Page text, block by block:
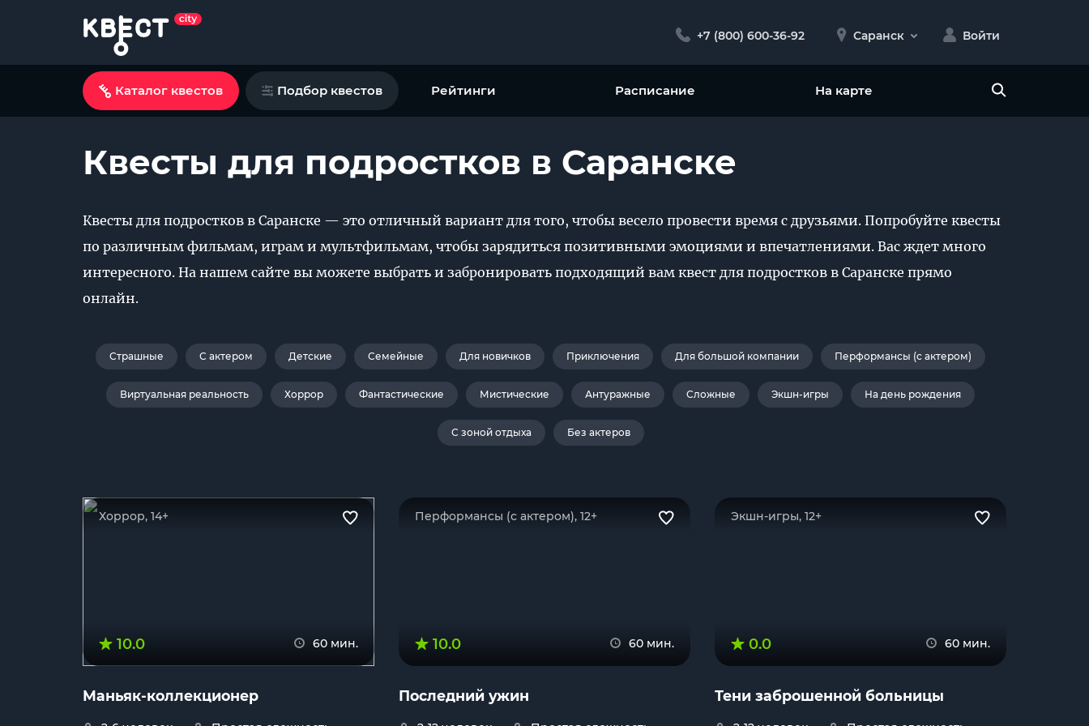
+7 (800) 600-36-92 Саранск Войти
Каталог квестов Подбор квестов Рейтинги Расписание На карте
Квесты для подростков в Саранске
Квесты для подростков в Саранске — это отличный вариант для того, чтобы весело провести время с друзьями. Попробуйте квесты
по различным фильмам, играм и мультфильмам, чтобы зарядиться позитивными эмоциями и впечатлениями. Вас ждет много
интересного. На нашем сайте вы можете выбрать и забронировать подходящий вам квест для подростков в Саранске прямо
онлайн.
Страшные С актером Детские Семейные Для новичков Приключения Для большой компании Перформансы (с актером)
Виртуальная реальность Хоррор Фантастические Мистические Антуражные Сложные Экшн-игры На день рождения
С зоной отдыха Без актеров
Хоррор, 14+
10.0 60 мин.
Маньяк-коллекционер
Перформансы (с актером), 12+
10.0 60 мин.
Последний ужин
Экшн-игры, 12+
0.0 60 мин.
Тени заброшенной больницы